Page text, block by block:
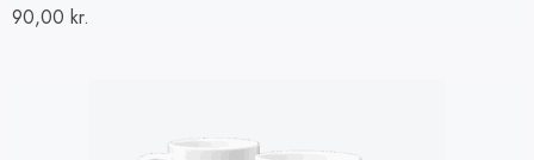
90,00 kr.